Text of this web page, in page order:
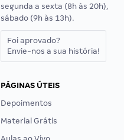
segunda a sexta (8h às 20h),
sábado (9h às 13h).
Foi aprovado?
Envie-nos a sua história!
PÁGINAS ÚTEIS
Depoimentos
Material Grátis